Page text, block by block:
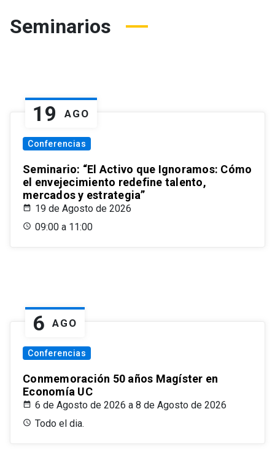
Seminarios
19 AGO
Conferencias
Seminario: “El Activo que Ignoramos: Cómo
el envejecimiento redefine talento,
mercados y estrategia”
19 de Agosto de 2026
09:00 a 11:00
6 AGO
Conferencias
Conmemoración 50 años Magíster en
Economía UC
6 de Agosto de 2026 a 8 de Agosto de 2026
Todo el dia.